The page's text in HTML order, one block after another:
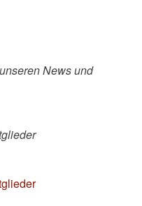
News und